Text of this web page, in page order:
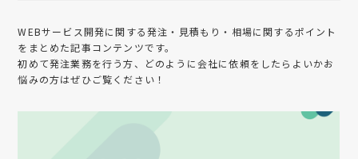
WEBサービス開発に関する発注・見積もり・相場に関するポイント
をまとめた記事コンテンツです。
初めて発注業務を行う方、どのように会社に依頼をしたらよいかお
悩みの方はぜひご覧ください！